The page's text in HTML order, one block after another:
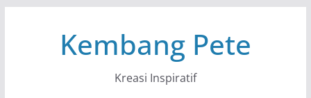
Kembang Pete
Kreasi Inspiratif